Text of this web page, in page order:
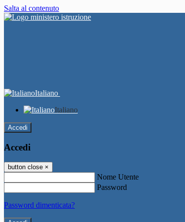
Salta al contenuto
Italiano
Italiano
Accedi
Accedi
button close ×
Nome Utente
Password
Password dimenticata?